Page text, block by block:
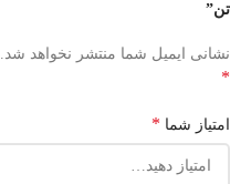
تن”
نشانی ایمیل شما منتشر نخواهد شد.
*
امتیاز شما *